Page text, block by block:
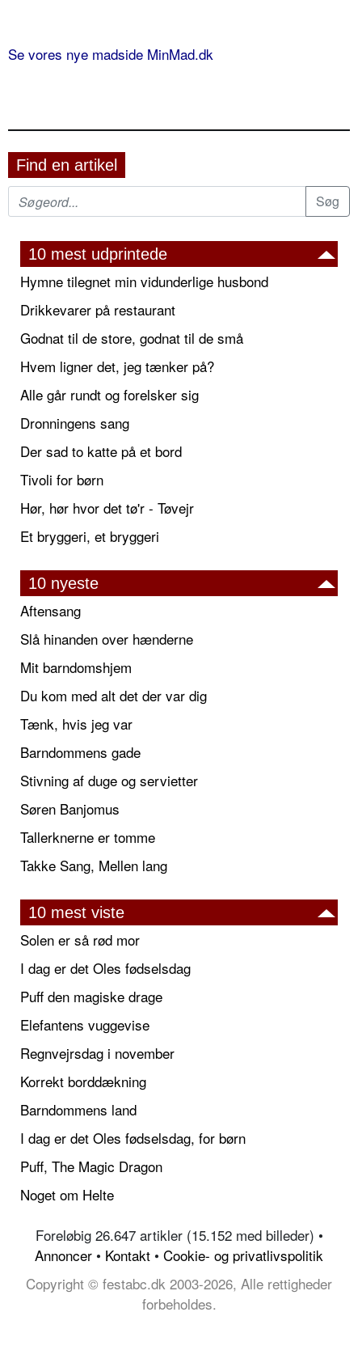
Se vores nye madside MinMad.dk
Find en artikel
10 mest udprintede
Hymne tilegnet min vidunderlige husbond
Drikkevarer på restaurant
Godnat til de store, godnat til de små
Hvem ligner det, jeg tænker på?
Alle går rundt og forelsker sig
Dronningens sang
Der sad to katte på et bord
Tivoli for børn
Hør, hør hvor det tø'r - Tøvejr
Et bryggeri, et bryggeri
10 nyeste
Aftensang
Slå hinanden over hænderne
Mit barndomshjem
Du kom med alt det der var dig
Tænk, hvis jeg var
Barndommens gade
Stivning af duge og servietter
Søren Banjomus
Tallerknerne er tomme
Takke Sang, Mellen lang
10 mest viste
Solen er så rød mor
I dag er det Oles fødselsdag
Puff den magiske drage
Elefantens vuggevise
Regnvejrsdag i november
Korrekt borddækning
Barndommens land
I dag er det Oles fødselsdag, for børn
Puff, The Magic Dragon
Noget om Helte
Foreløbig 26.647 artikler (15.152 med billeder) •
Annoncer • Kontakt • Cookie- og privatlivspolitik
Copyright © festabc.dk 2003-2026, Alle rettigheder
forbeholdes.